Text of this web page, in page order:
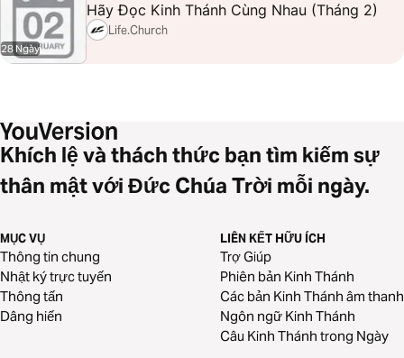
Xuất Ai Cập 13Xuất Ai Cập 14 Xuất Ai Cập 15
Xuất Ai Cập 16
Xuất Ai Cập 17
28 Ngày
Hãy Đọc Kinh Thánh Cùng Nhau (Tháng 2)
Life.Church
Khích lệ và thách thức bạn tìm kiếm sự
thân mật với Đức Chúa Trời mỗi ngày.
MỤC VỤ
Thông tin chung
Nhật ký trực tuyến
Thông tấn
Dâng hiến
LIÊN KẾT HỮU ÍCH
Trợ Giúp
Phiên bản Kinh Thánh
Các bản Kinh Thánh âm thanh
Ngôn ngữ Kinh Thánh
Câu Kinh Thánh trong Ngày